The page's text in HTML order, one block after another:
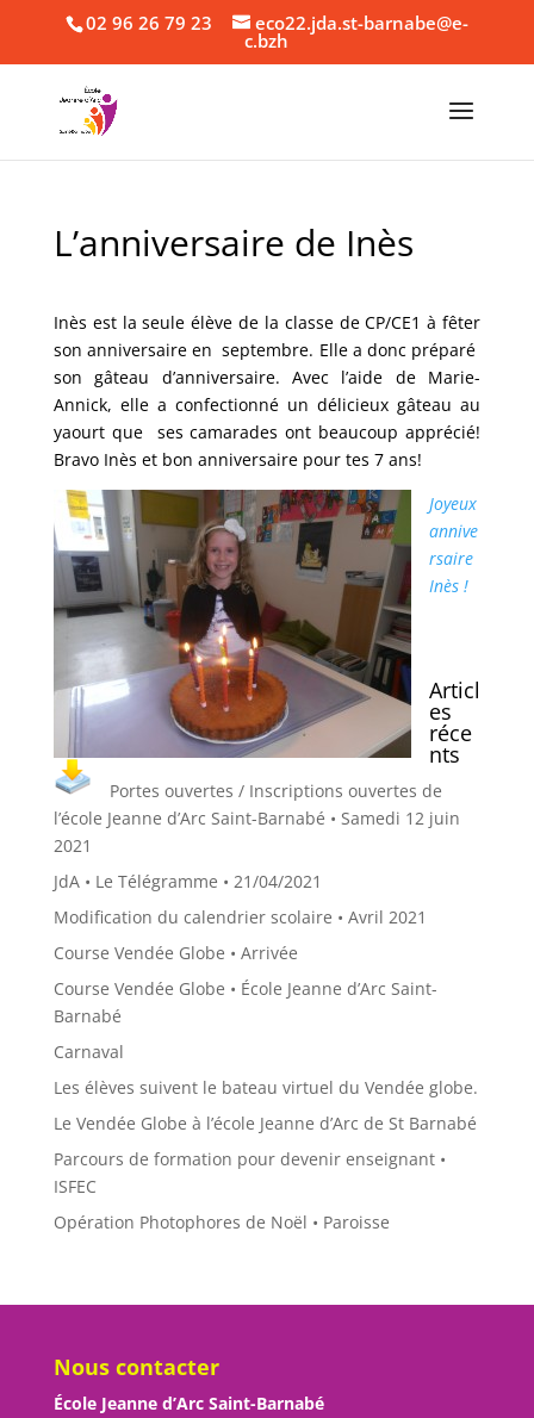
02 96 26 79 23 eco22.jda.st-barnabe@e-
c.bzh
L’anniversaire de Inès
Inès est la seule élève de la classe de CP/CE1 à fêter
son anniversaire en septembre. Elle a donc préparé
son gâteau d’anniversaire. Avec l’aide de Marie-
Annick, elle a confectionné un délicieux gâteau au
yaourt que ses camarades ont beaucoup apprécié!
Bravo Inès et bon anniversaire pour tes 7 ans!
Joyeux
annive
rsaire
Inès !
Articl
es
réce
nts
Portes ouvertes / Inscriptions ouvertes de
l’école Jeanne d’Arc Saint-Barnabé • Samedi 12 juin
2021
JdA • Le Télégramme • 21/04/2021
Modification du calendrier scolaire • Avril 2021
Course Vendée Globe • Arrivée
Course Vendée Globe • École Jeanne d’Arc Saint-
Barnabé
Carnaval
Les élèves suivent le bateau virtuel du Vendée globe.
Le Vendée Globe à l’école Jeanne d’Arc de St Barnabé
Parcours de formation pour devenir enseignant •
ISFEC
Opération Photophores de Noël • Paroisse
Nous contacter
École Jeanne d’Arc Saint-Barnabé